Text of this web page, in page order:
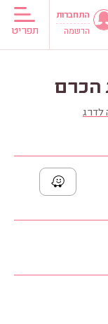
תפריט
התחברות
הרשמה
הכרם
לדרג